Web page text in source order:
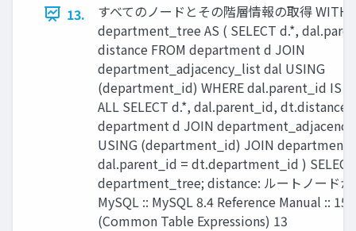
13.
すべてのノードとその階層情報の取得 WITH
department_tree AS ( SELECT d.*,
distance FROM department d JOIN
department_adjacency_list dal USING
(department_id) WHERE dal.parent_id IS
ALL SELECT d.*, dal.parent_id, dt.distance
department d JOIN
USING (department_id) JOIN
dal.parent_id = dt.department_id ) SELECT
department_tree; distance: ルートノードか
MySQL :: MySQL 8.4 Reference Manual ::
(Common Table Expressions) 13